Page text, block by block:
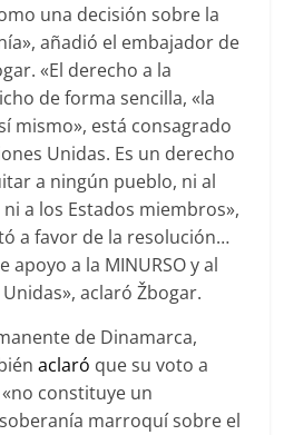
una decisión sobre la
añadió el embajador de
«El derecho a la
de forma sencilla, «la
mismo», está consagrado
Unidas. Es un derecho
a ningún pueblo, ni al
a los Estados miembros»,
a favor de la resolución…
a la MINURSO y al
aclaró Žbogar.
de Dinamarca,
aclaró que su voto a
constituye un
marroquí sobre el